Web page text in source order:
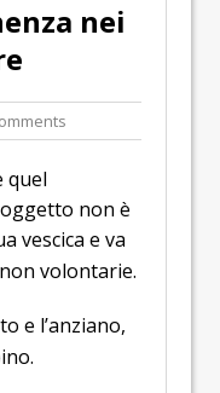
nei
quel
non è
vescica e va
volontarie.
e l’anziano,